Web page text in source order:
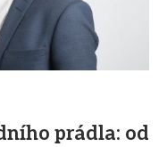
prádla: od